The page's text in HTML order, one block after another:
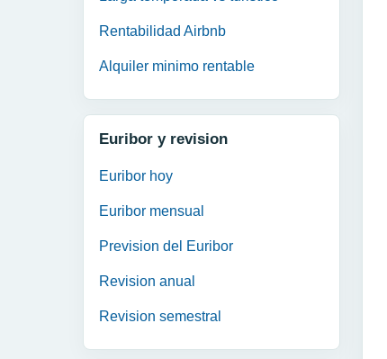
Rentabilidad Airbnb
Alquiler minimo rentable
Euribor y revision
Euribor hoy
Euribor mensual
Prevision del Euribor
Revision anual
Revision semestral